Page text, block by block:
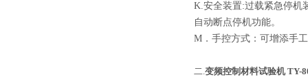
K.安全装置:过载紧急停机
自动断点停机功能。
M．手控方式：可增添手
二.变频控制 材料试验机TY-